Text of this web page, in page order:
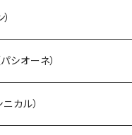
（5・7分袖）
（半袖）
ト）
ーレ）
ントゲージ）
シオーネ）
カル）